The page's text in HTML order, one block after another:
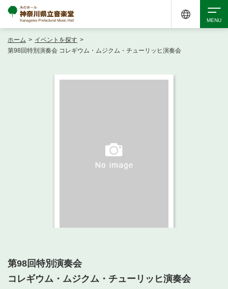
・ フロアマップ
・ よくある質問
・ 空き状況
・ 音楽堂のご案内
神奈川県立音楽堂
ホーム > イベントを探す >
第98回特別演奏会 コレギウム・ムジクム・チューリッヒ演奏会
第98回特別演奏会
コレギウム・ムジクム・チューリッヒ演奏会